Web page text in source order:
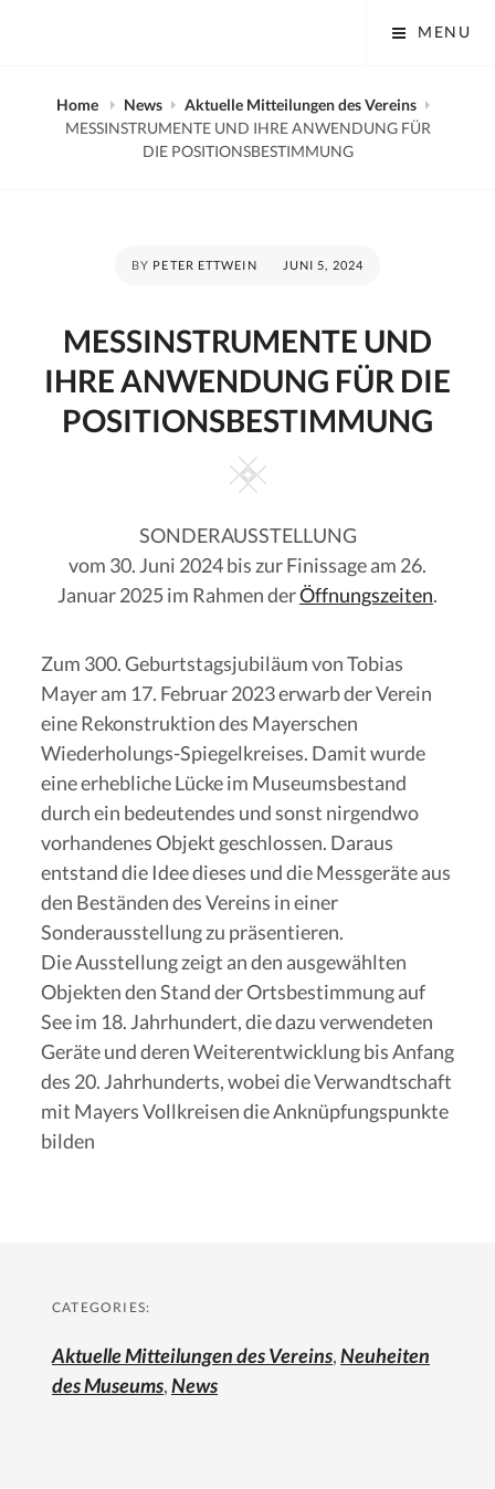
MENU
Home News
Aktuelle Mitteilungen des Vereins
MESSINSTRUMENTE UND IHRE ANWENDUNG FÜR
DIE POSITIONSBESTIMMUNG
BY PETER ETTWEIN
POSTED
JUNI 5, 2024
MESSINSTRUMENTE UND
IHRE ANWENDUNG FÜR DIE
POSITIONSBESTIMMUNG
Square
SONDERAUSSTELLUNG
vom 30. Juni 2024 bis zur Finissage am 26.
Januar 2025 im Rahmen derÖffnungszeiten.
Zum 300. Geburtstagsjubiläum von Tobias
Mayer am 17. Februar 2023 erwarb der Verein
eine Rekonstruktion des Mayerschen
Wiederholungs-Spiegelkreises. Damit wurde
eine erhebliche Lücke im Museumsbestand
durch ein bedeutendes und sonst nirgendwo
vorhandenes Objekt geschlossen. Daraus
entstand die Idee dieses und die Messgeräte aus
den Beständen des Vereins in einer
Sonderausstellung zu präsentieren.
Die Ausstellung zeigt an den ausgewählten
Objekten den Stand der Ortsbestimmung auf
See im 18. Jahrhundert, die dazu verwendeten
Geräte und deren Weiterentwicklung bis Anfang
des 20. Jahrhunderts, wobei die Verwandtschaft
mit Mayers Vollkreisen die Anknüpfungspunkte
bilden
CATEGORIES:
Aktuelle Mitteilungen des Vereins,Neuheiten
des Museums,News